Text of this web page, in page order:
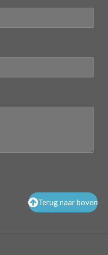
Terug naar boven